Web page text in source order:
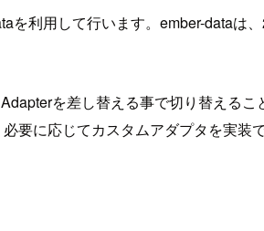
利用して行います。ember-dataは
を差し替える事で切り替える
要に応じてカスタムアダプタを実装